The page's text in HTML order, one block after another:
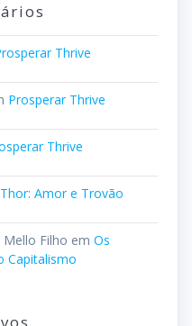
Thrive
Prosperar Thrive
Thrive
Thor: Amor e Trovão
Mello Filho em Os
Capitalismo